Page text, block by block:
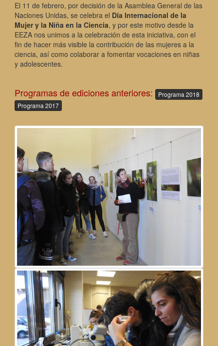
El 11 de febrero, por decisión de la Asamblea General de las
Naciones Unidas, se celebra el Día Internacional de la
Mujer y la Niña en la Ciencia, y por este motivo desde la
EEZA nos unimos a la celebración de esta iniciativa, con el
fin de hacer más visible la contribución de las mujeres a la
ciencia, así como colaborar a fomentar vocaciones en niñas
y adolescentes.
Programas de ediciones anteriores:
Programa 2018
Programa 2017